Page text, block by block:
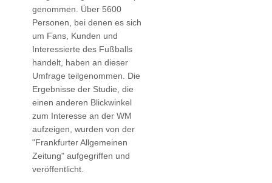
genommen. Über 5600
Personen, bei denen es sich
um Fans, Kunden und
Interessierte des Fußballs
handelt, haben an dieser
Umfrage teilgenommen. Die
Ergebnisse der Studie, die
einen anderen Blickwinkel
zum Interesse an der WM
aufzeigen, wurden von der
"Frankfurter Allgemeinen
Zeitung" aufgegriffen und
veröffentlicht.